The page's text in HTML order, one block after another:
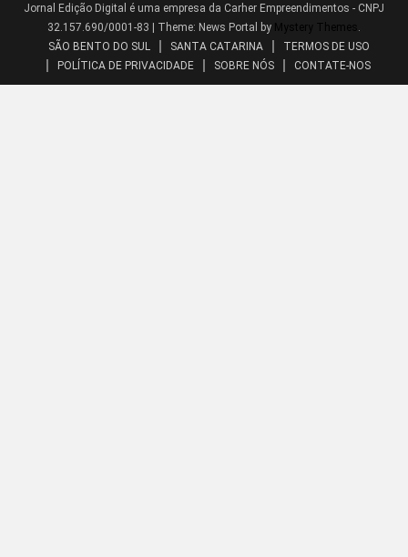
Jornal Edição Digital é uma empresa da Carher Empreendimentos - CNPJ
32.157.690/0001-83 | Theme: News Portal by Mystery Themes .
SÃO BENTO DO SUL
SANTA CATARINA
TERMOS DE USO
POLÍTICA DE PRIVACIDADE
SOBRE NÓS CONTATE-NOS